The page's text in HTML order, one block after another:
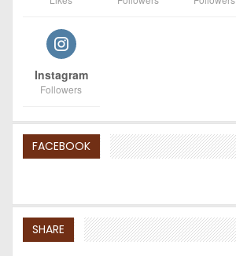
Instagram
Followers
FACEBOOK
SHARE